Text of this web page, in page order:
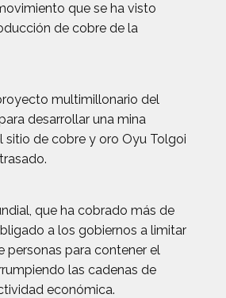
que se ha visto
de cobre de la
multimillonario del
desarrollar una mina
sitio de cobre y oro Oyu Tolgoi
que ha cobrado más de
a los gobiernos a limitar
personas para contener el
las cadenas de
económica.